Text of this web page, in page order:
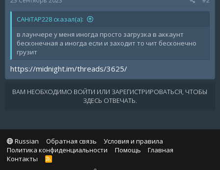
CAHiTAP228 сказал(а):
в лаунчере у меня иногда просто загрузка в аккаунт
бесконечная а иногда если и заходит то чит бесконечно
грузит
https://midnight.im/threads/3625/
ВАМ НЕОБХОДИМО ВОЙТИ ИЛИ ЗАРЕГИСТРИРОВАТЬСЯ, ЧТОБЫ
ЗДЕСЬ ОТВЕЧАТЬ.
Russian Обратная связь
Условия и правила
Политика конфиденциальности
Помощь
Главная
Контакты
R